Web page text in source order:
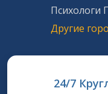
Психологи
Другие
24/7